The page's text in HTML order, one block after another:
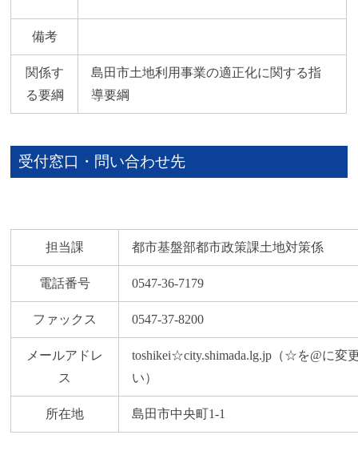
備考
関係す
る要綱
島田市土地利用事業の適正化に関する指
導要綱
受付窓口・問い合わせ先
担当課 都市基盤部都市政策課土地対策係
電話番号 0547-36-7179
ファックス 0547-37-8200
メールアドレ
ス
toshikei☆city.shimada.lg.jp（☆を@に変
い）
所在地 島田市中央町1-1